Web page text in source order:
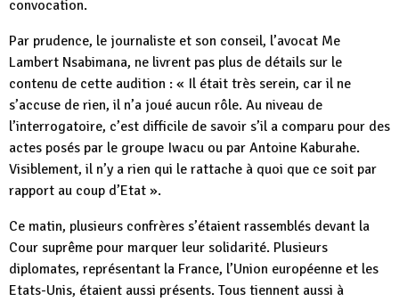
convocation.
Par prudence, le journaliste et son conseil, l’avocat Me
Lambert Nsabimana, ne livrent pas plus de détails sur le
contenu de cette audition : « Il était très serein, car il ne
s’accuse de rien, il n’a joué aucun rôle. Au niveau de
l’interrogatoire, c’est difficile de savoir s’il a comparu pour des
actes posés par le groupe Iwacu ou par Antoine Kaburahe.
Visiblement, il n’y a rien qui le rattache à quoi que ce soit par
rapport au coup d’Etat ».
Ce matin, plusieurs confrères s’étaient rassemblés devant la
Cour suprême pour marquer leur solidarité. Plusieurs
diplomates, représentant la France, l’Union européenne et les
Etats-Unis, étaient aussi présents. Tous tiennent aussi à